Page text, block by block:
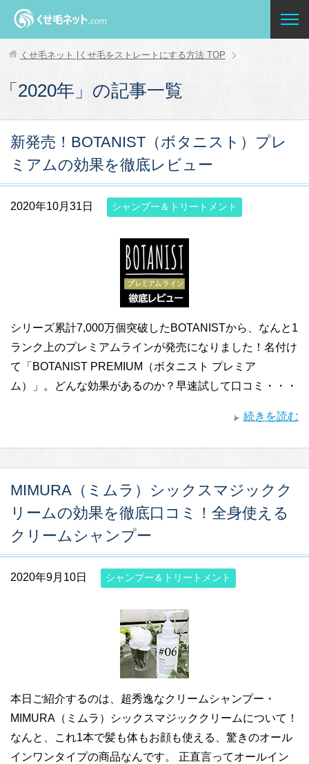
くせ毛ネット |くせ毛をストレートにする方法TOP
「2020年」の記事一覧
新発売！BOTANIST（ボタニスト）プレ
ミアムの効果を徹底レビュー
2020年10月31日 シャンプー＆トリートメント
シリーズ累計7,000万個突破したBOTANISTから、なんと1
ランク上のプレミアムラインが発売になりました！名付け
て「BOTANIST PREMIUM（ボタニスト プレミア
ム）」。どんな効果があるのか？早速試して口コミ・・・
続きを読む
MIMURA（ミムラ）シックスマジックク
リームの効果を徹底口コミ！全身使える
クリームシャンプー
2020年9月10日 シャンプー＆トリートメント
本日ご紹介するのは、超秀逸なクリームシャンプー・
MIMURA（ミムラ）シックスマジッククリームについて！
なんと、これ1本で髪も体もお顔も使える、驚きのオール
インワンタイプの商品なんです。 正直言ってオールイン